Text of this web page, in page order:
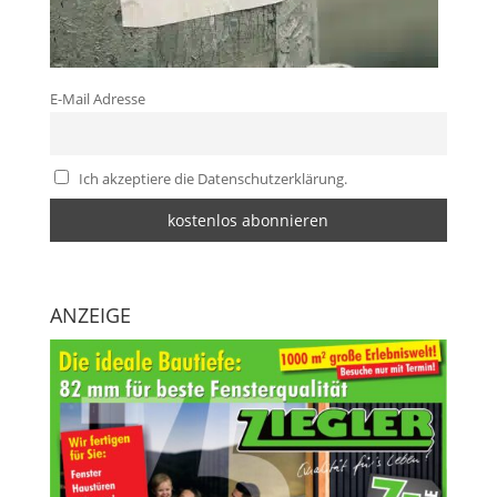
E-Mail Adresse
Ich akzeptiere die Datenschutzerklärung.
ANZEIGE